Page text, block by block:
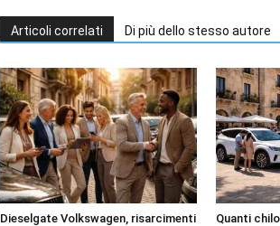
Articoli correlati Di più dello stesso autore
Dieselgate Volkswagen, risarcimenti
Quanti